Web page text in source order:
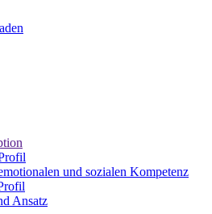
und sozialen Kompetenz
Ansatz